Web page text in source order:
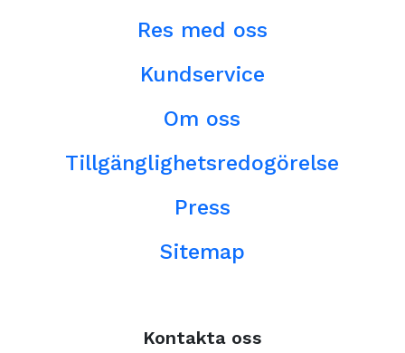
Res med oss
Kundservice
Om oss
Tillgänglighetsredogörelse
Press
Sitemap
Kontakta oss